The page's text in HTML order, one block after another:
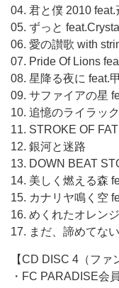
04. 君と僕 2010 feat.
05. ずっと
06. 愛の讃歌 with
07. Pride Of Lions
08. 星降る夜に feat.
09. サファイアの星
10. 追憶のライラッ
11. STROKE OF
12. 銀河と迷路
13. DOWN BEAT
14. 美しく燃える森
15. カナリヤ鳴く空
16. めくれたオレン
17. まだ、諦めてな
【CD DISC 4（ファ
・FC PARADISE会